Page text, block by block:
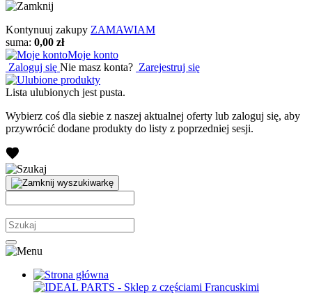
Kontynuuj zakupy ZAMAWIAM
suma: 0,00 zł
Moje konto
Zaloguj się Nie masz konta? Zarejestruj się
Lista ulubionych jest pusta.
Wybierz coś dla siebie z naszej aktualnej oferty lub zaloguj się, aby
przywrócić dodane produkty do listy z poprzedniej sesji.